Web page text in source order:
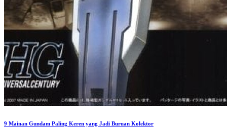
9 Mainan Gundam Paling Keren yang Jadi Buruan Kolektor